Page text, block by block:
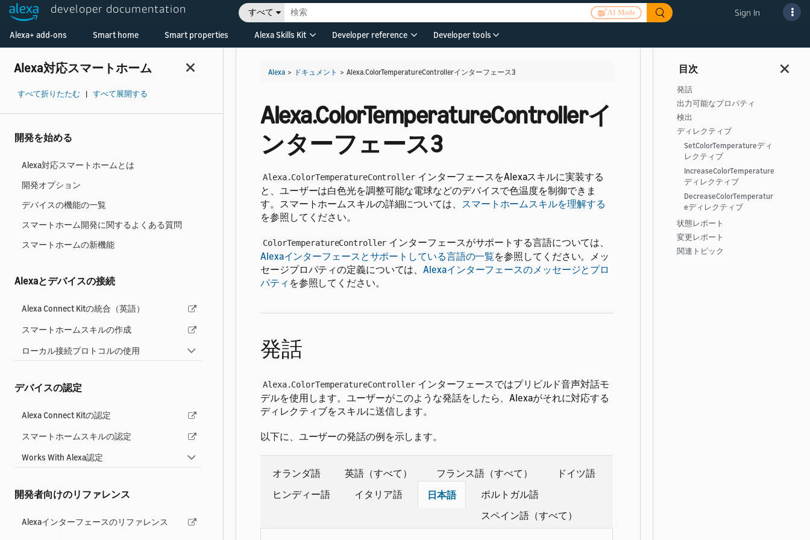
developer documentation すべて AI Mode Sign In
Alexa+ add-ons Smart home Smart properties Alexa Skills Kit Developer reference Developer tools
Alexa対応スマートホーム
すべて折りたたむ | すべて展開する
開発を始める
Alexa対応スマートホームとは
開発オプション
デバイスの機能の一覧
スマートホーム開発に関するよくある質問
スマートホームの新機能
Alexaとデバイスの接続
Alexa Connect Kitの統合（英語）
スマートホームスキルの作成
ローカル接続プロトコルの使用
デバイスの認定
Alexa Connect Kitの認定
スマートホームスキルの認定
Works With Alexa認定
開発者向けのリファレンス
Alexaインターフェースのリファレンス
Alexa > ドキュメント > Alexa.ColorTemperatureControllerインターフェース3
Alexa.ColorTemperatureControllerイ
ンターフェース3
Alexa.ColorTemperatureController インターフェースをAlexaスキルに実装する
と、ユーザーは白色光を調整可能な電球などのデバイスで色温度を制御できま
す。スマートホームスキルの詳細については、 スマートホームスキルを理解する
を参照してください。
ColorTemperatureController インターフェースがサポートする言語については、
Alexaインターフェースとサポートしている言語の一覧を参照してください。メッ
セージプロパティの定義については、Alexaインターフェースのメッセージとプロ
パティ を参照してください。
発話
Alexa.ColorTemperatureController インターフェースではプリビルド音声対話モ
デルを使用します。ユーザーがこのような発話をしたら、Alexaがそれに対応する
ディレクティブをスキルに送信します。
以下に、ユーザーの発話の例を示します。
オランダ語 英語（すべて） フランス語（すべて）
ドイツ語
ヒンディー語
イタリア語 日本語
ポルトガル語
スペイン語（すべて）
発話
出力可能なプロパティ
検出
ディレクティブ
SetColorTemperatureディ
レクティブ
IncreaseColorTemperature
ディレクティブ
DecreaseColorTemperatur
eディレクティブ
状態レポート
変更レポート
関連トピック
Welcome! Ask the DevAssistant